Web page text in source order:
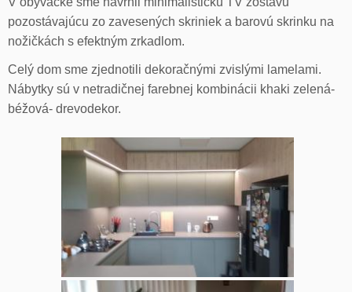
pozostávajúcu zo zavesených skriniek a barovú skrinku na
nožičkách s efektným zrkadlom.
Celý dom sme zjednotili dekoračnými zvislými lamelami.
Nábytky sú v netradičnej farebnej kombinácii khaki zelená-
béžová- drevodekor.